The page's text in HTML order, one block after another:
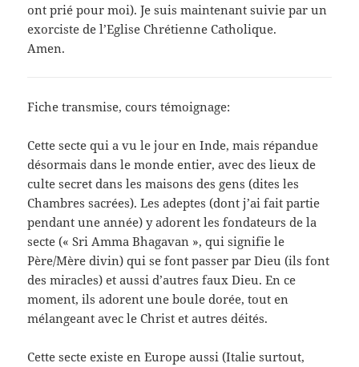
ont prié pour moi). Je suis maintenant suivie par un
exorciste de l’Eglise Chrétienne Catholique.
Amen.
Fiche transmise, cours témoignage:
Cette secte qui a vu le jour en Inde, mais répandue
désormais dans le monde entier, avec des lieux de
culte secret dans les maisons des gens (dites les
Chambres sacrées). Les adeptes (dont j’ai fait partie
pendant une année) y adorent les fondateurs de la
secte (« Sri Amma Bhagavan », qui signifie le
Père/Mère divin) qui se font passer par Dieu (ils font
des miracles) et aussi d’autres faux Dieu. En ce
moment, ils adorent une boule dorée, tout en
mélangeant avec le Christ et autres déités.
Cette secte existe en Europe aussi (Italie surtout,